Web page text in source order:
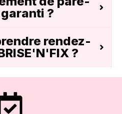
?
rendez-
?